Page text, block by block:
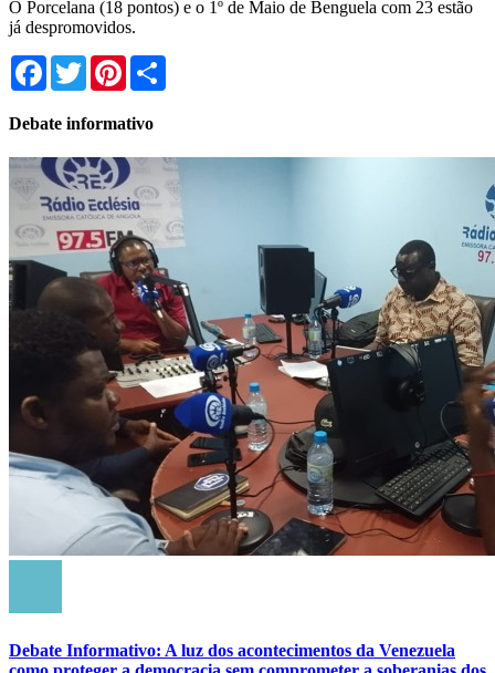
O Porcelana (18 pontos) e o 1º de Maio de Benguela com 23 estão
já despromovidos.
Facebook
TwitterPinterest
Debate informativo
Debate Informativo: A luz dos acontecimentos da Venezuela